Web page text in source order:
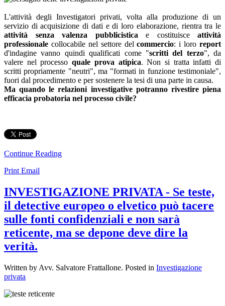
L'attività degli Investigatori privati, volta alla produzione di un
servizio di acquisizione di dati e di loro elaborazione, rientra tra le
attività senza valenza pubblicistica e costituisce attività
professionale collocabile nel settore delcommercio: i loro report
d'indagine vanno quindi qualificati come "scritti del terzo", da
valere nel processoquale prova atipica. Non si tratta infatti di
scritti propriamente "neutri", ma "formati in funzione testimoniale",
fuori dal procedimento e per sostenere la tesi di una parte in causa.
Ma quando le relazioni investigative potranno rivestire piena
efficacia probatoria nel processo civile?
Continue Reading
Print Email
INVESTIGAZIONE PRIVATA - Se teste,
il detective europeo o elvetico può tacere
sulle fonti confidenziali e non sarà
reticente, ma se depone deve dire la
verità.
Written by Avv. Salvatore Frattallone. Posted in Investigazione
privata